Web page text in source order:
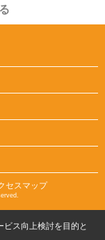
セスマップ
ス向上検討を目的と